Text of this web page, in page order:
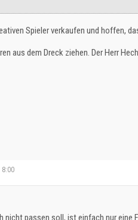
Spieler verkaufen und hoffen,
aus dem Dreck ziehen. Der Herr
8:00
nicht passen soll, ist einfach nur